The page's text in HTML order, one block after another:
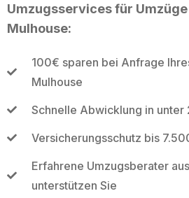
Umzugsservices für
Mulhouse:
100€ sparen bei Anfrage
Mulhouse
Schnelle Abwicklung in unter
Versicherungsschutz bis
Erfahrene Umzugsberater
unterstützen Sie